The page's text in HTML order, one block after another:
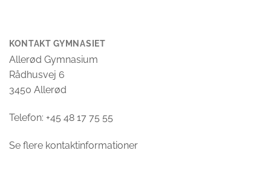
KONTAKT GYMNASIET
Allerød Gymnasium
Rådhusvej 6
3450 Allerød
Telefon: +45 48 17 75 55
Se flere kontaktinformationer